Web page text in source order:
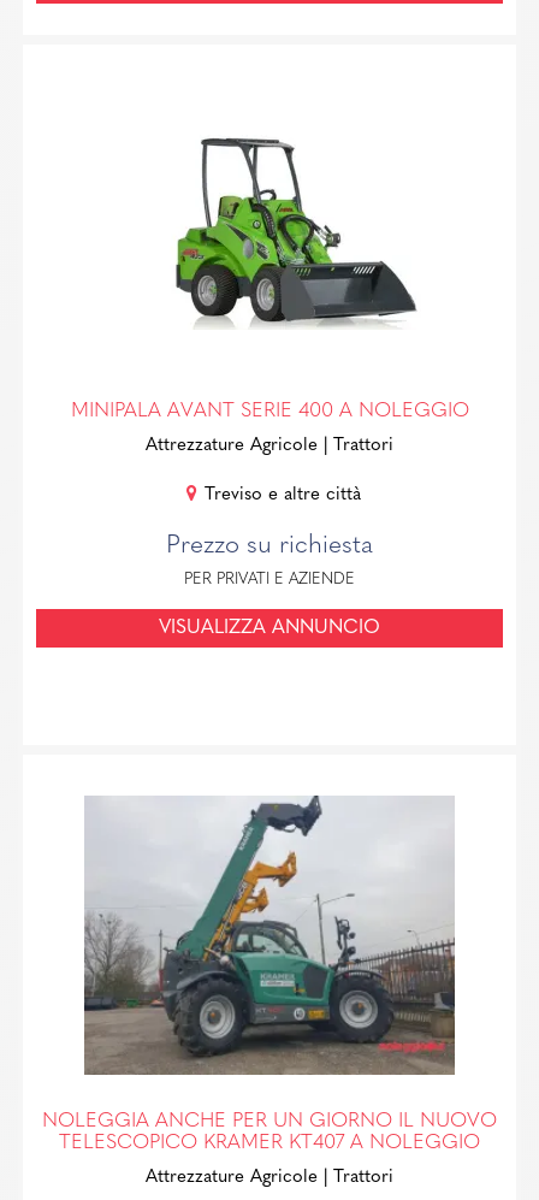
MINIPALA AVANT SERIE 400 A NOLEGGIO
Attrezzature Agricole | Trattori
Treviso e altre città
Prezzo su richiesta
PER PRIVATI E AZIENDE
VISUALIZZA ANNUNCIO
NOLEGGIA ANCHE PER UN GIORNO IL NUOVO
TELESCOPICO KRAMER KT407 A NOLEGGIO
Attrezzature Agricole | Trattori